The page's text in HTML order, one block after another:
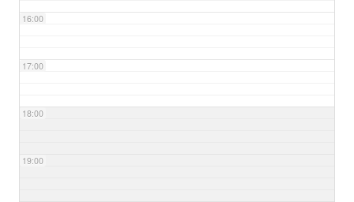
16:00
17:00
18:00
19:00